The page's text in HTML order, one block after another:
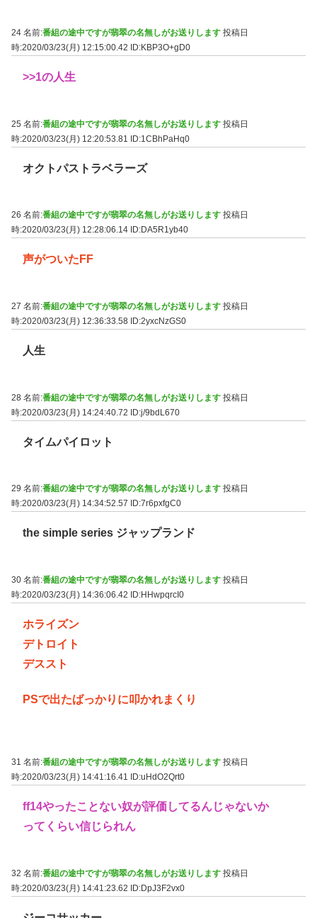
24 名前:番組の途中ですが翡翠の名無しがお送りします 投稿日
時:2020/03/23(月) 12:15:00.42
ID:KBP3O+gD0
>>1の人生
25 名前:番組の途中ですが翡翠の名無しがお送りします 投稿日
時:2020/03/23(月) 12:20:53.81 ID:1CBhPaHq0
オクトパストラベラーズ
26 名前:番組の途中ですが翡翠の名無しがお送りします 投稿日
時:2020/03/23(月) 12:28:06.14 ID:DA5R1yb40
声がついたFF
27 名前:番組の途中ですが翡翠の名無しがお送りします 投稿日
時:2020/03/23(月) 12:36:33.58 ID:2yxcNzGS0
人生
28 名前:番組の途中ですが翡翠の名無しがお送りします 投稿日
時:2020/03/23(月) 14:24:40.72 ID:j/9bdL670
タイムパイロット
29 名前:番組の途中ですが翡翠の名無しがお送りします 投稿日
時:2020/03/23(月) 14:34:52.57
ID:7r6pxfgC0
the simple series ジャップランド
30 名前:番組の途中ですが翡翠の名無しがお送りします 投稿日
時:2020/03/23(月) 14:36:06.42 ID:HHwpqrcI0
ホライズン
デトロイト
デススト
PSで出たばっかりに叩かれまくり
31 名前:番組の途中ですが翡翠の名無しがお送りします 投稿日
時:2020/03/23(月) 14:41:16.41
ID:uHdO2Qrt0
ff14やったことない奴が評価してるんじゃないか
ってくらい信じられん
32 名前:番組の途中ですが翡翠の名無しがお送りします 投稿日
時:2020/03/23(月) 14:41:23.62 ID:DpJ3F2vx0